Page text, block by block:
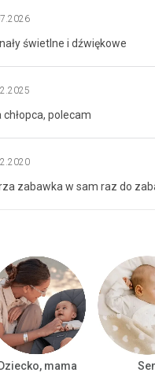
świetlne i dźwiękowe
polecam
zabawka w sam raz do
Dziecko, mama